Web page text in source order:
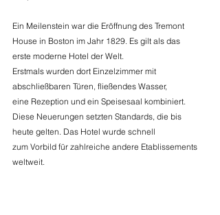
Ein Meilenstein war die Eröffnung des Tremont
House in Boston im Jahr 1829. Es gilt als das
erste moderne Hotel der Welt.
Erstmals wurden dort Einzelzimmer mit
abschließbaren Türen, fließendes Wasser,
eine Rezeption und ein Speisesaal kombiniert.
Diese Neuerungen setzten Standards, die bis
heute gelten. Das Hotel wurde schnell
zum Vorbild für zahlreiche andere Etablissements
weltweit.